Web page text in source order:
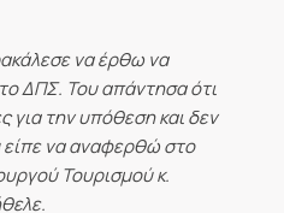
να έρθω να
ΔΠΣ. Του απάντησα ότι
για την υπόθεση και δεν
να αναφερθώ στο
Τουρισμού κ.